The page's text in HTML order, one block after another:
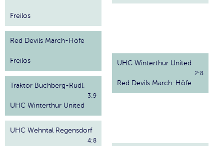
Freilos
Red Devils March-Höfe
Freilos
Traktor Buchberg-Rüdl.
UHC Winterthur United
3:9
UHC Wehntal Regensdorf
4:8
UHC Winterthur United
Red Devils March-Höfe
2:8